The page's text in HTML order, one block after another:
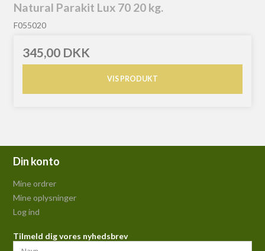
Natural Parakit Lux 70 20 kg.
F055020
345,00 DKK
VIS PRODUKT
Din konto
Mine ordrer
Mine oplysninger
Log ind
Tilmeld dig vores nyhedsbrev